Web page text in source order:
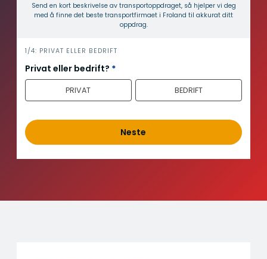
Send en kort beskrivelse av transport­oppdraget, så hjelper vi deg
med å finne det beste transport­firmaet i Froland til akkurat ditt
oppdrag.
i
n
n
o
d
1/4: PRIVAT ELLER BEDRIFT
Privat eller bedrift? *
PRIVAT BEDRIFT
Neste